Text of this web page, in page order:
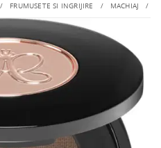
FRUMUSETE SI INGRIJIRE MACHIAJ